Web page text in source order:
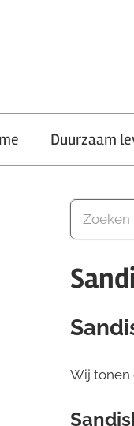
Duurzaam
Wij tonen